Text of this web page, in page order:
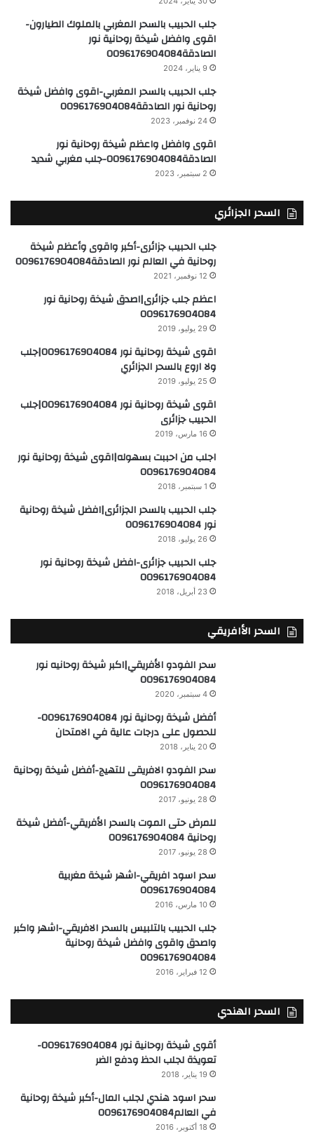
جلب الحبيب بالسحر المغربي بالملوك الطيارون-
اقوى وافضل شيخة روحانية نور
الصادقة0096176904084
9 يناير، 2024
جلب الحبيب بالسحر المغربي-اقوى وافضل شيخة
روحانية نور الصادقة0096176904084
24 نوفمبر، 2023
اقوى وافضل واعظم شيخة روحانية نور
الصادقة0096176904084-جلب مغربي شديد
2 سبتمبر، 2023
السحر الجزائري
جلب الحبيب جزائرى-أكبر واقوى وأعظم شيخة
روحانية في العالم نور الصادقة0096176904084
12 نوفمبر، 2021
اعظم جلب جزائرى|اصدق شيخة روحانية نور
0096176904084
29 يوليو، 2019
اقوى شيخة روحانية نور 0096176904084|جلب
ولا اروع بالسحر الجزائري
25 يوليو، 2019
اقوى شيخة روحانية نور 0096176904084|جلب
الحبيب جزائرى
16 مارس، 2019
اجلب من احببت بسهوله|اقوى شيخة روحانية نور
0096176904084
1 سبتمبر، 2018
جلب الحبيب بالسحر الجزائرى|افضل شيخة روحانية
نور 0096176904084
26 يوليو، 2018
جلب الحبيب جزائرى-افضل شيخة روحانية نور
0096176904084
23 أبريل، 2018
السحر الأافريقي
سحر الفودو الأفريقي|اكبر شيخة روحانيه نور
0096176904084
4 سبتمبر، 2020
أفضل شيخة روحانية نور 0096176904084-
للحصول على درجات عالية في الامتحان
20 يناير، 2018
سحر الفودو الافريقى للتهيج-أفضل شيخة روحانية
0096176904084
28 يونيو، 2017
للمرض حتى الموت بالسحر الأفريقي-أفضل شيخة
روحانية 0096176904084
28 يونيو، 2017
سحر اسود افريقي-اشهر شيخة مغربية
0096176904084
10 مارس، 2016
جلب الحبيب بالتلبيس بالسحر الافريقي-اشهر واكبر
واصدق واقوى وافضل شيخة روحانية
0096176904084
12 فبراير، 2016
السحر الهندي
أقوى شيخة روحانية نور 0096176904084-
تعويذة لجلب الحظ ودفع الضر
19 يناير، 2018
سحر اسود هندي لجلب المال-أكبر شيخة روحانية
في العالم0096176904084
18 أكتوبر، 2016